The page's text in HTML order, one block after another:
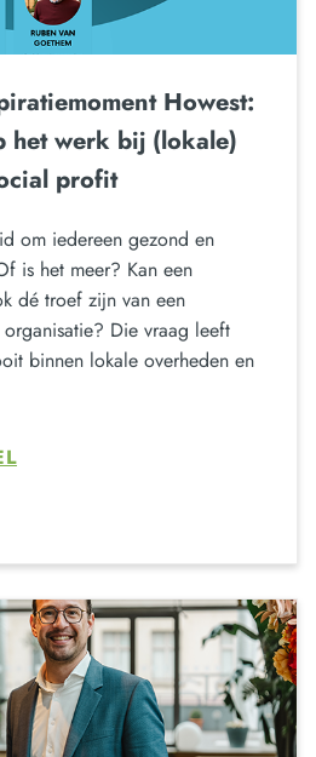
Howest:
het werk bij (lokale)
profit
om iedereen gezond en
is het meer? Kan een
dé troef zijn van een
Die vraag leeft
binnen lokale overheden en